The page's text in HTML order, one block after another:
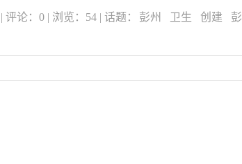
评论：0 | 浏览： 54 | 话题： 彭州 卫生 创建
彭